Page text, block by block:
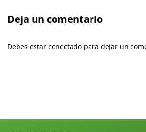
Deja un comentario
Debes estar conectado para dejar un